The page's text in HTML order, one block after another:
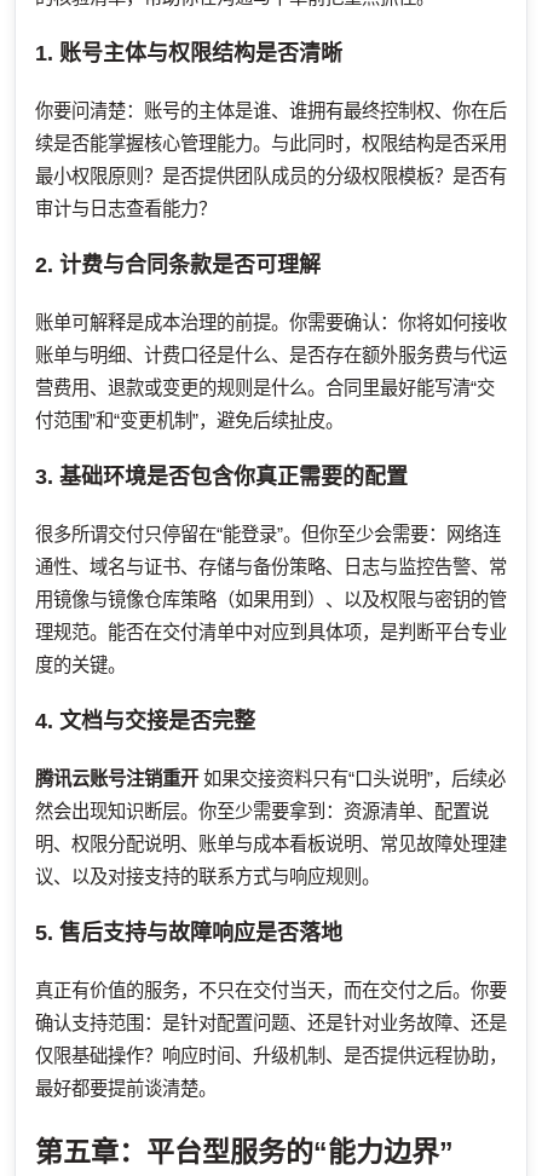
1. 账号主体与权限结构是否清晰
你要问清楚：账号的主体是谁、谁拥有最终控制权、你在后
续是否能掌握核心管理能力。与此同时，权限结构是否采用
最小权限原则？是否提供团队成员的分级权限模板？是否有
审计与日志查看能力？
2. 计费与合同条款是否可理解
账单可解释是成本治理的前提。你需要确认：你将如何接收
账单与明细、计费口径是什么、是否存在额外服务费与代运
营费用、退款或变更的规则是什么。合同里最好能写清“交
付范围”和“变更机制”，避免后续扯皮。
3. 基础环境是否包含你真正需要的配置
很多所谓交付只停留在“能登录”。但你至少会需要：网络连
通性、域名与证书、存储与备份策略、日志与监控告警、常
用镜像与镜像仓库策略（如果用到）、以及权限与密钥的管
理规范。能否在交付清单中对应到具体项，是判断平台专业
度的关键。
4. 文档与交接是否完整
腾讯云账号注销重开如果交接资料只有“口头说明”，后续必
然会出现知识断层。你至少需要拿到：资源清单、配置说
明、权限分配说明、账单与成本看板说明、常见故障处理建
议、以及对接支持的联系方式与响应规则。
5. 售后支持与故障响应是否落地
真正有价值的服务，不只在交付当天，而在交付之后。你要
确认支持范围：是针对配置问题、还是针对业务故障、还是
仅限基础操作？响应时间、升级机制、是否提供远程协助，
最好都要提前谈清楚。
第五章：平台型服务的“能力边界”